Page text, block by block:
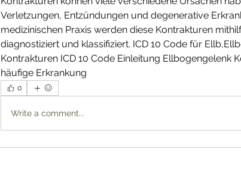
Verletzungen, Entzündungen und degenerative
medizinischen Praxis werden diese Kontrakturen
diagnostiziert und klassifiziert. ICD 10 Code für
Kontrakturen ICD 10 Code Einleitung Ellbogengelenk
häufige Erkrankung
0
Write a comment...